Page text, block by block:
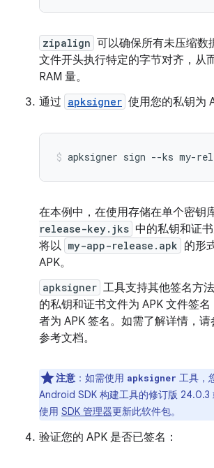
zipalign 可以确保所有未压缩数
文件开头执行特定的字节对齐，从
RAM 量。
通过 apksigner 使用您的私钥为
在本例中，在使用存储在单个密钥
release-key.jks 中的私钥和证书
将以 my-app-release.apk 的形
APK。
apksigner 工具支持其他签名方
的私钥和证书文件为 APK 文件签
者为 APK 签名。如需了解详情，请
参考文档。
注意 ：如需使用 apksigner 工具，
Android SDK 构建工具的修订版 24.0.3
使用 SDK 管理器更新此软件包。
验证您的 APK 是否已签名：